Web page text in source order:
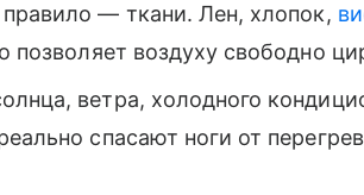
правило — ткани. Лен, хлопок,
позволяет воздуху свободно
ветра, холодного
спасают ноги от